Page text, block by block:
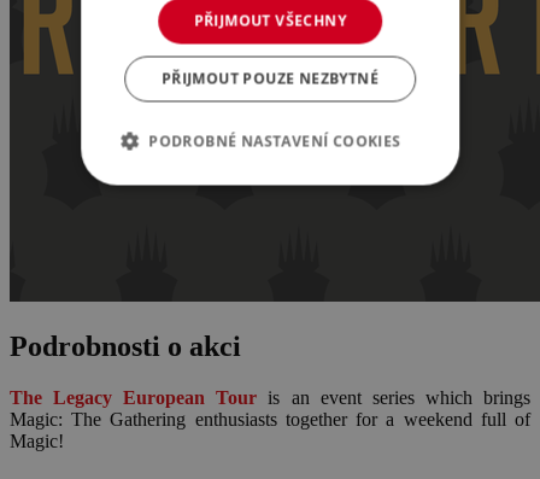
Podrobnosti o akci
The Legacy European Tour is an event series which brings
Magic: The Gathering enthusiasts together for a weekend full of
Magic!
PŘIJMOUT VŠECHNY
PŘIJMOUT POUZE NEZBYTNÉ
PODROBNÉ NASTAVENÍ COOKIES